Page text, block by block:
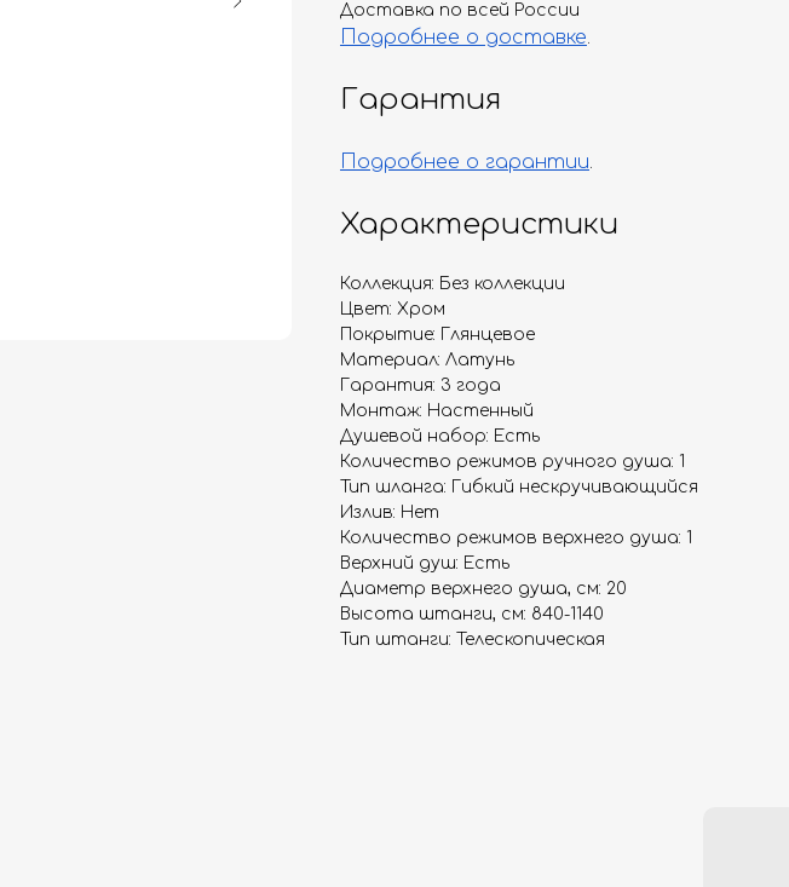
Доставка по всей России
Подробнее о доставке.
Гарантия
Подробнее о гарантии.
Характеристики
Коллекция: Без коллекции
Цвет: Хром
Покрытие: Глянцевое
Материал: Латунь
Гарантия: 3 года
Монтаж: Настенный
Душевой набор: Есть
Количество режимов ручного душа: 1
Тип шланга: Гибкий нескручивающийся
Излив: Нет
Количество режимов верхнего душа: 1
Верхний душ: Есть
Диаметр верхнего душа, см: 20
Высота штанги, см: 840-1140
Тип штанги: Телескопическая